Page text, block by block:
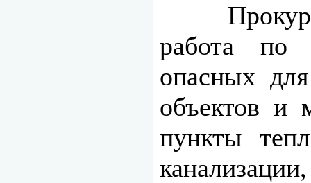
работа по
опасных
объектов и
пункты